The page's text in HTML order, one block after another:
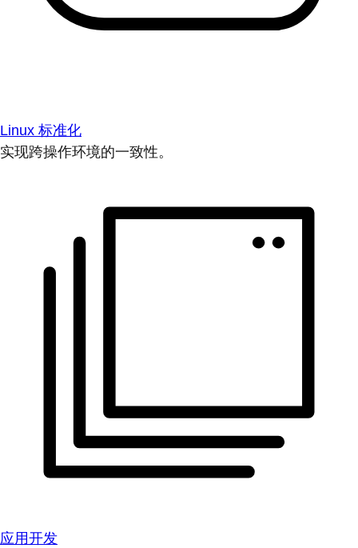
Linux 标准化
实现跨操作环境的一致性。
应用开发